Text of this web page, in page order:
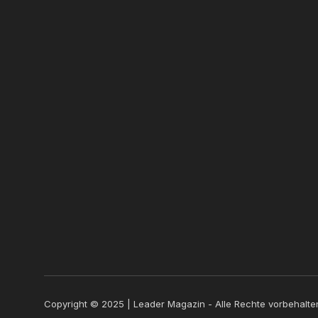
Copyright © 2025 | Leader Magazin - Alle Rechte